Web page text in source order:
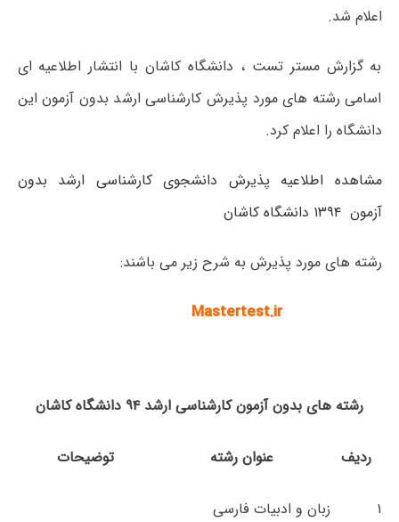
اعلام شد.
به گزارش مستر تست ، دانشگاه کاشان با انتشار اطلاعیه ای
اسامی رشته های مورد پذیرش کارشناسی ارشد بدون آزمون این
دانشگاه را اعلام کرد.
مشاهده اطلاعیه پذیرش دانشجوی کارشناسی ارشد بدون
آزمون ۱۳۹۴ دانشگاه کاشان
رشته های مورد پذیرش به شرح زیر می باشند:
Mastertest.ir
رشته های بدون آزمون کارشناسی ارشد ۹۴ دانشگاه کاشان
ردیف عنوان رشته توضیحات
۱ زبان و ادبیات فارسی